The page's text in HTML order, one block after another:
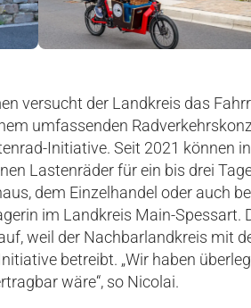
versucht der Landkreis das
umfassenden
Initiative. Seit 2021 können
Lastenräder für ein bis drei
dem Einzelhandel oder auch
im Landkreis Main-Spessart.
weil der Nachbarlandkreis mit
betreibt. „Wir haben
wäre“, so Nicolai.